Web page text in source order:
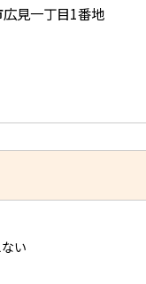
見一丁目1番地
い